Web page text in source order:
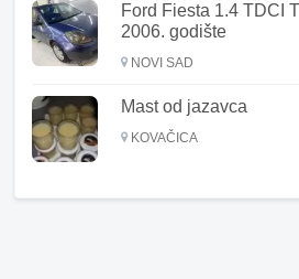
Ford Fiesta 1.4 TDCI
2006. godište
NOVI SAD
Mast od jazavca
KOVAČICA